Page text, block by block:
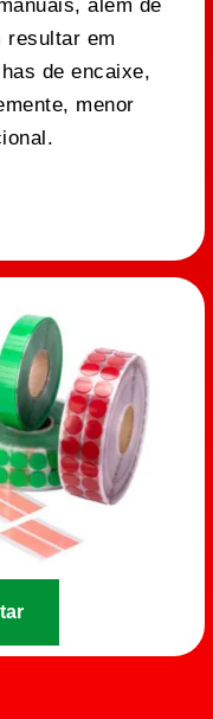
além de
resultar em
de encaixe,
menor